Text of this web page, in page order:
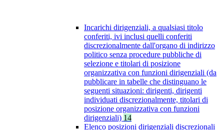
Incarichi dirigenziali, a qualsiasi titolo
conferiti, ivi inclusi quelli conferiti
discrezionalmente dall'organo di indirizzo
politico senza procedure pubbliche di
selezione e titolari di posizione
organizzativa con funzioni dirigenziali (da
pubblicare in tabelle che distinguano le
seguenti situazioni: dirigenti, dirigenti
individuati discrezionalmente, titolari di
posizione organizzativa con funzioni
dirigenziali) 14
Elenco posizioni dirigenziali discrezionali